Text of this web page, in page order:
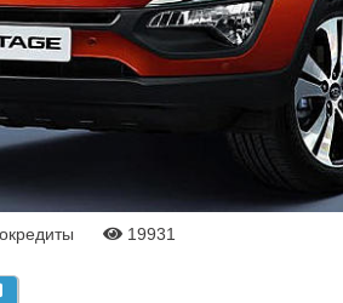
19931